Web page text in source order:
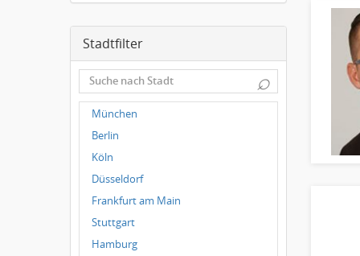
Stadtfilter
⌕
München
Berlin
Köln
Düsseldorf
Frankfurt am Main
Stuttgart
Hamburg